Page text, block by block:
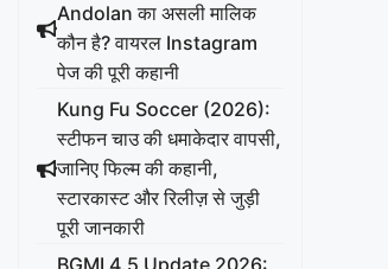
Andolan का असली मालिक
कौन है? वायरल Instagram
पेज की पूरी कहानी
Kung Fu Soccer (2026):
स्टीफन चाउ की धमाकेदार वापसी,
जानिए फिल्म की कहानी,
स्टारकास्ट और रिलीज़ से जुड़ी
पूरी जानकारी
BGMI 4.5 Update 2026: